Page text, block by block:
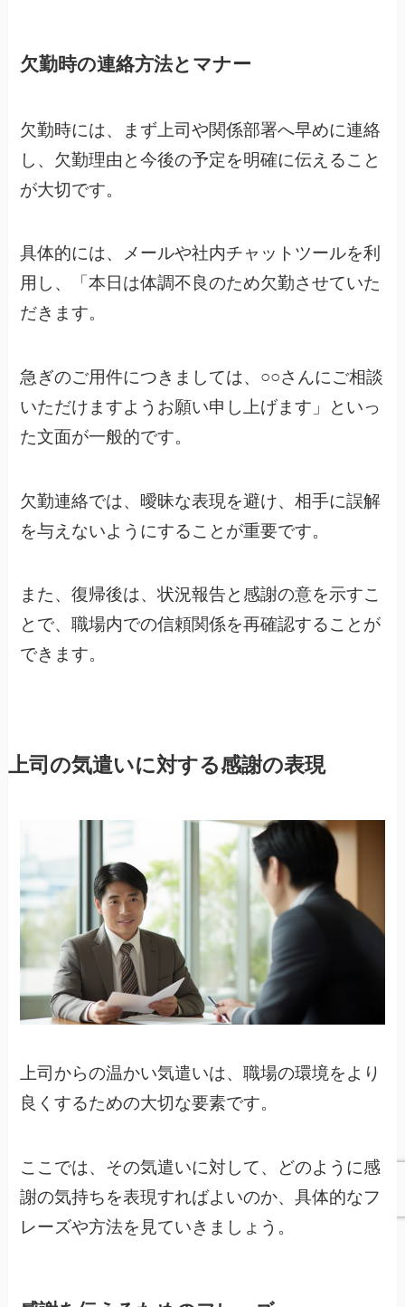
欠勤時の連絡方法とマナー
欠勤時には、まず上司や関係部署へ早めに連絡
し、欠勤理由と今後の予定を明確に伝えること
が大切です。
具体的には、メールや社内チャットツールを利
用し、「本日は体調不良のため欠勤させていた
だきます。
急ぎのご用件につきましては、○○さんにご相談
いただけますようお願い申し上げます」といっ
た文面が一般的です。
欠勤連絡では、曖昧な表現を避け、相手に誤解
を与えないようにすることが重要です。
また、復帰後は、状況報告と感謝の意を示すこ
とで、職場内での信頼関係を再確認することが
できます。
上司の気遣いに対する感謝の表現
上司からの温かい気遣いは、職場の環境をより
良くするための大切な要素です。
ここでは、その気遣いに対して、どのように感
謝の気持ちを表現すればよいのか、具体的なフ
レーズや方法を見ていきましょう。